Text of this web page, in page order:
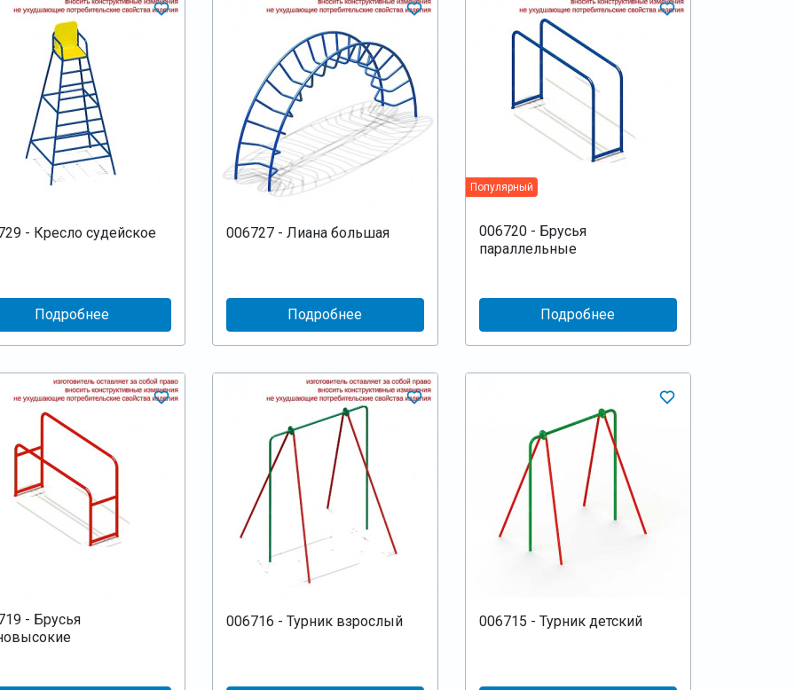
- Кресло судейское
Подробнее
006727 - Лиана большая
Подробнее
Популярный
006720 - Брусья
параллельные
Подробнее
- Брусья
006716 - Турник взрослый 006715 - Турник детский